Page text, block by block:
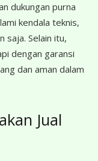
dukungan purna
kendala teknis,
saja. Selain itu,
dengan garansi
dan aman dalam
Jual